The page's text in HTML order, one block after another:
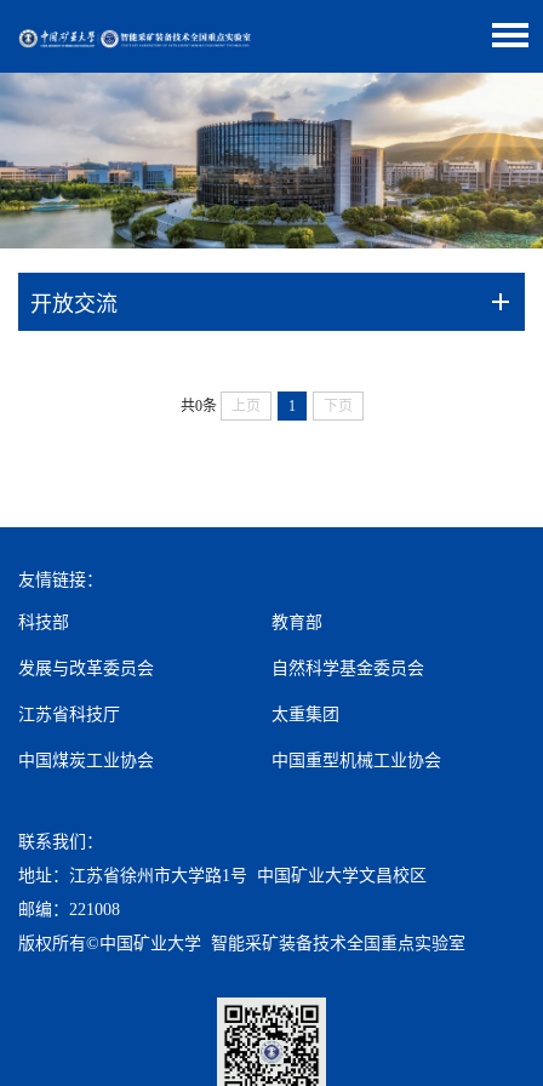
开放交流
共0条 上页 1 下页
友情链接：
科技部 教育部
发展与改革委员会 自然科学基金委员会
江苏省科技厅 太重集团
中国煤炭工业协会 中国重型机械工业协会
联系我们：
地址：江苏省徐州市大学路1号 中国矿业大学文昌校区
邮编：221008
版权所有©中国矿业大学 智能采矿装备技术全国重点实验室